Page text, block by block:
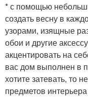
* с помощью
создать весну в
узорами, изящные
обои и другие
акцентировать на
вас дом выполнен в
хотите затевать, то
предметов